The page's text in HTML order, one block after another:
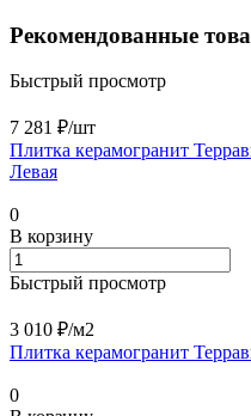
Рекомендованные
Быстрый просмотр
7 281 ₽/шт
Плитка керамогранит
Левая
0
В корзину
Быстрый просмотр
3 010 ₽/м2
Плитка керамогранит
0